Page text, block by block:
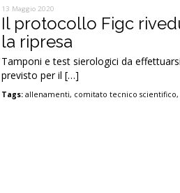
13 Maggio 2020
Il protocollo Figc
la ripresa
Tamponi e test sierologici da
previsto per il […]
Tags: allenamenti, comitato tecnico scientifico,